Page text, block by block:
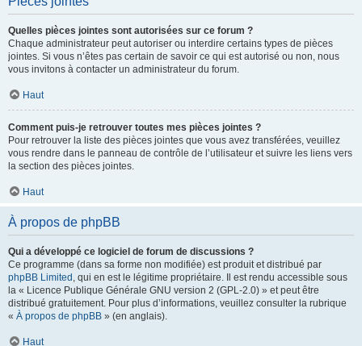
Quelles pièces jointes sont autorisées sur ce forum ?
Chaque administrateur peut autoriser ou interdire certains types de pièces
jointes. Si vous n’êtes pas certain de savoir ce qui est autorisé ou non, nous
vous invitons à contacter un administrateur du forum.
Haut
Comment puis-je retrouver toutes mes pièces jointes ?
Pour retrouver la liste des pièces jointes que vous avez transférées, veuillez
vous rendre dans le panneau de contrôle de l’utilisateur et suivre les liens vers
la section des pièces jointes.
Haut
À propos de phpBB
Qui a développé ce logiciel de forum de discussions ?
Ce programme (dans sa forme non modifiée) est produit et distribué par
phpBB Limited , qui en est le légitime propriétaire. Il est rendu accessible sous
la « Licence Publique Générale GNU version 2 (GPL-2.0) » et peut être
distribué gratuitement. Pour plus d’informations, veuillez consulter la rubrique
« À propos de phpBB » (en anglais).
Haut